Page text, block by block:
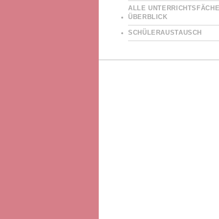
ALLE
ÜBERBLICK
SCHÜLERAUSTAUSCH